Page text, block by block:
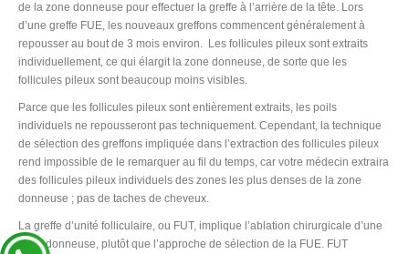
de la zone donneuse pour effectuer la greffe à l’arrière de la tête. Lors
d’une greffe FUE, les nouveaux greffons commencent généralement à
repousser au bout de 3 mois environ. Les follicules pileux sont extraits
individuellement, ce qui élargit la zone donneuse, de sorte que les
follicules pileux sont beaucoup moins visibles.
Parce que les follicules pileux sont entièrement extraits, les poils
individuels ne repousseront pas techniquement. Cependant, la technique
de sélection des greffons impliquée dans l’extraction des follicules pileux
rend impossible de le remarquer au fil du temps, car votre médecin extraira
des follicules pileux individuels des zones les plus denses de la zone
donneuse ; pas de taches de cheveux.
La greffe d’unité folliculaire, ou FUT, implique l’ablation chirurgicale d’une
zone donneuse, plutôt que l’approche de sélection de la FUE. FUT